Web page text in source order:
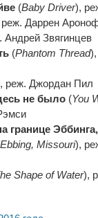
(Baby Driver),
Даррен
Андрей Звягинцев
(Phantom Thread
реж. Джордан Пил
не было(You
границе
Missouri),
Shape of Water),